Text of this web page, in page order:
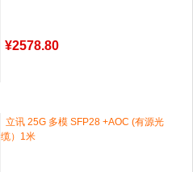
¥2578.80
立讯 25G 多模 SFP28 +AOC (有源光
缆）1米